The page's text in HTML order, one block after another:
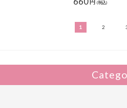
(税込)
1 2